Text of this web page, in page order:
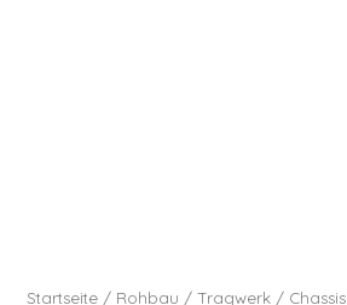
Startseite / Rohbau /Tragwerk / Chassis